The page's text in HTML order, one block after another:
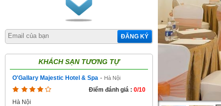
ĐĂNG KÝ
KHÁCH SẠN TƯƠNG TỰ
O'Gallary Majestic Hotel & Spa - Hà Nội
Điểm đánh giá : 0/10
Hà Nội